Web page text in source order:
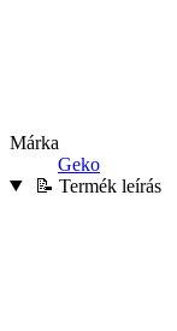
Márka
Geko
📝 Termék leírás